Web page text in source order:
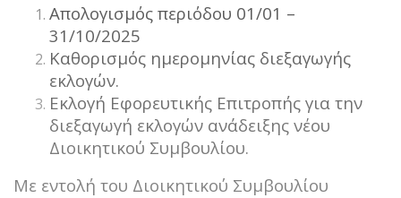
Απολογισμός περιόδου 01/01 –
31/10/2025
Καθορισμός ημερομηνίας διεξαγωγής
εκλογών.
Εκλογή Εφορευτικής Επιτροπής για την
διεξαγωγή εκλογών ανάδειξης νέου
Διοικητικού Συμβουλίου.
Με εντολή του Διοικητικού Συμβουλίου